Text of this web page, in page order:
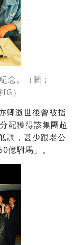
念。（圖：
）
卿逝世後曾被指
配獲得該集團超
調，甚少跟老公
億駙馬」。